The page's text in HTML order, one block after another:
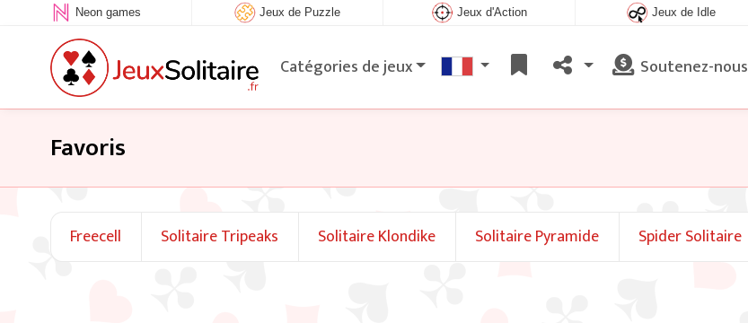
Neon games Jeux de Puzzle Jeux d'Action Jeux de Idle
Catégories de jeux Soutenez-nous
Favoris
Freecell Solitaire Tripeaks Solitaire Klondike Solitaire Pyramide Spider Solitaire